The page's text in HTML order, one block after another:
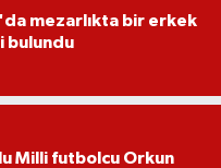
mezarlıkta bir erkek
bulundu
Milli futbolcu Orkun